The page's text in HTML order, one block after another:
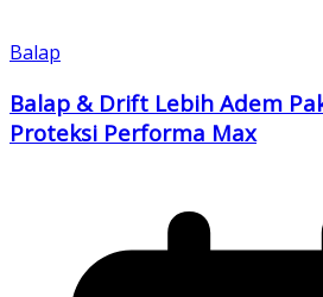
Balap
Balap & Drift Lebih Adem
Proteksi Performa Max